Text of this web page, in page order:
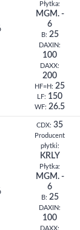
Płytka:
MGM. -
6
B: 25
DAXIN:
100
DAXX:
200
HF=H: 25
LF: 150
WF: 26.5
CDX: 35
Producent
płytki:
KRLY
Płytka:
MGM. -
6
B: 25
DAXIN:
100